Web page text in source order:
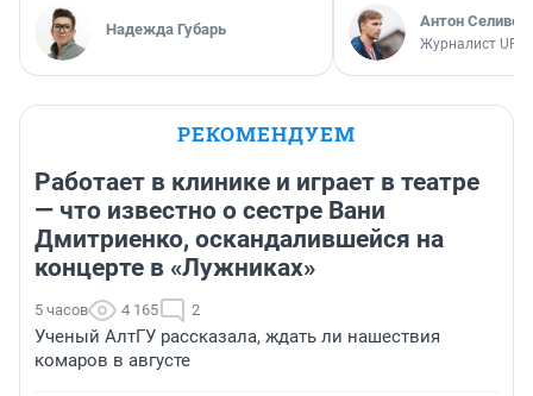
Надежда Губарь Антон
Журналист
РЕКОМЕНДУЕМ
Работает в клинике и играет в театре
— что известно о сестре Вани
Дмитриенко, оскандалившейся на
концерте в «Лужниках»
5 часов 4 165 2
Ученый АлтГУ рассказала, ждать ли нашествия
комаров в августе